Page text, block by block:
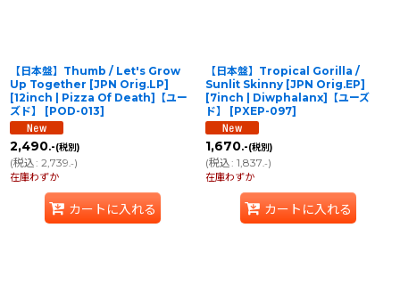
【日本盤】Thumb / Let's Grow
Up Together [JPN Orig.LP]
[12inch | Pizza Of Death]【ユー
ズド】
[POD-013]
2,490.-(税別)
(税込: 2,739.-)
在庫わずか
カートに入れる
【日本盤】Tropical Gorilla /
Sunlit Skinny [JPN Orig.EP]
[7inch | Diwphalanx]【ユーズ
ド】
[PXEP-097]
1,670.-(税別)
(税込: 1,837.-)
在庫わずか
カートに入れる